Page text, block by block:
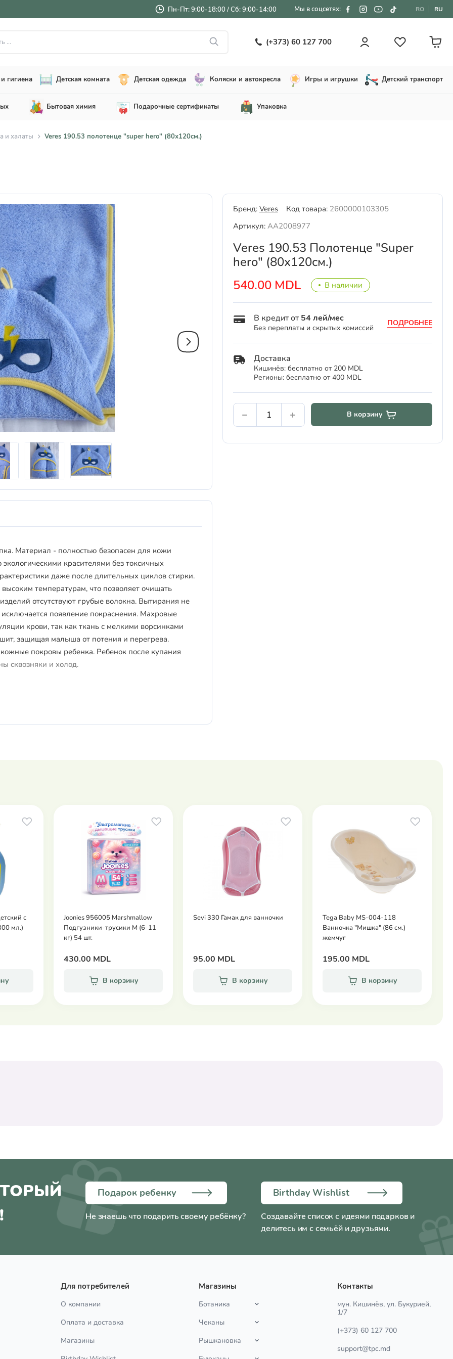
Пн-Пт: 9:00-18:00 / Сб: 9:00-14:00 Мы в соцсетях: RO RU
(+373) 60 127 700
гигиена Детская комната Детская одежда Коляски и автокресла Игры и игрушки Детский транспорт
Бытовая химия Подарочные сертификаты Упаковка
и халаты Veres 190.53 полотенце "super hero" (80х120см.)
Бренд: Veres Код товара: 2600000103305
Артикул: AA2008977
Veres 190.53 Полотенце "Super
hero" (80х120см.)
540.00 MDL
В наличии
В кредит от54 лей/мес
Без переплаты и скрытых комиссий
ПОДРОБНЕЕ
Доставка
Кишинёв: бесплатно от 200 MDL
Регионы: бесплатно от 400 MDL
В корзину
Материал - полностью безопасен для кожи
красителями без токсичных
даже после длительных циклов стирки.
температурам, что позволяет очищать
отсутствуют грубые волокна. Вытирания не
появление покраснения. Махровые
крови, так как ткань с мелкими ворсинками
защищая малыша от потения и перегрева.
покровы ребенка. Ребенок после купания
сквозняки и холод.
с
мл.)
Joonies 956005 Marshmallow
Подгузники-трусики M (6-11
кг) 54 шт.
430.00 MDL
В корзину
Sevi 330 Гамак для ванночки
95.00 MDL
В корзину
Tega Baby MS-004-118
Ванночка "Мишка" (86 см.)
жемчуг
195.00 MDL
В корзину
Подарок ребенку
Не знаешь что подарить своему ребёнку?
Birthday Wishlist
Создавайте список с идеями подарков и
делитесь им с семьёй и друзьями.
Для потребителей
О компании
Оплата и доставка
Магазины
Магазины
Ботаника
Чеканы
Рышкановка
Контакты
мун. Кишинёв, ул. Букурией,
1/7
(+373) 60 127 700
support@tpc.md